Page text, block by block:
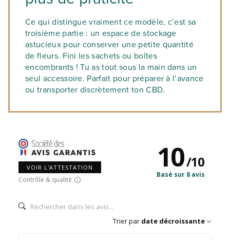
Ce qui distingue vraiment ce modèle, c’est sa
troisième partie : un espace de stockage
astucieux pour conserver une petite quantité
de fleurs. Fini les sachets ou boîtes
encombrants ! Tu as tout sous la main dans un
seul accessoire. Parfait pour préparer à l’avance
ou transporter discrètement ton CBD.
VOIR L'ATTESTATION
Contrôle & qualité
10/10
Basé sur 8 avis
Trier par date décroissante